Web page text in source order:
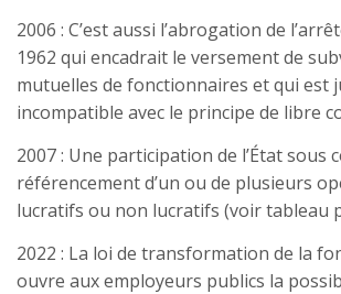
2006 : C’est aussi l’abrogation de
1962 qui encadrait le versement de
mutuelles de fonctionnaires et qui est
incompatible avec le principe de libre
2007 : Une participation de l’État sous
référencement d’un ou de plusieurs
lucratifs ou non lucratifs (voir tableau
2022 : La loi de transformation de la
ouvre aux employeurs publics la